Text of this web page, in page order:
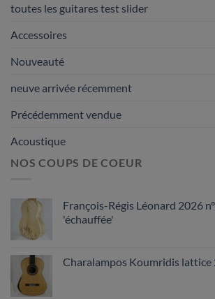
toutes les guitares test slider
Accessoires
Nouveauté
neuve arrivée récemment
Précédemment vendue
Acoustique
NOS COUPS DE COEUR
François-Régis Léonard 2026
'échauffée'
Charalampos Koumridis lattice